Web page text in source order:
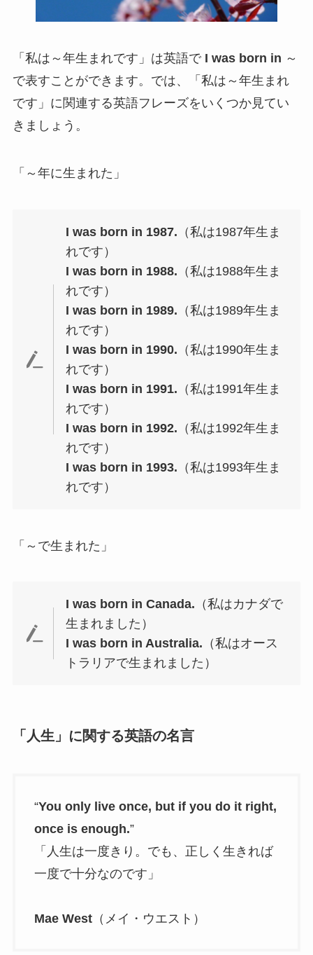
「私は～年生まれです」は英語で I was born in ～
で表すことができます。では、「私は～年生まれ
です」に関連する英語フレーズをいくつか見てい
きましょう。
「～年に生まれた」
I was born in 1987. （私は1987年生ま
れです）
I was born in 1988. （私は1988年生ま
れです）
I was born in 1989. （私は1989年生ま
れです）
I was born in 1990. （私は1990年生ま
れです）
I was born in 1991. （私は1991年生ま
れです）
I was born in 1992. （私は1992年生ま
れです）
I was born in 1993. （私は1993年生ま
れです）
「～で生まれた」
I was born in Canada. （私はカナダで
生まれました）
I was born in Australia. （私はオース
トラリアで生まれました）
「人生」に関する英語の名言
“You only live once, but if you do it right,
once is enough.”
「人生は一度きり。でも、正しく生きれば
一度で十分なのです」
Mae West（メイ・ウエスト）